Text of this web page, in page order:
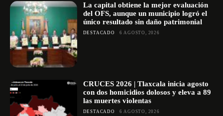
La capital obtiene la mejor evaluación
del OFS, aunque un municipio logró el
único resultado sin daño patrimonial
DESTACADO 6 AGOSTO, 2026
CRUCES 2026 | Tlaxcala inicia agosto
con dos homicidios dolosos y eleva a 89
las muertes violentas
DESTACADO 6 AGOSTO, 2026